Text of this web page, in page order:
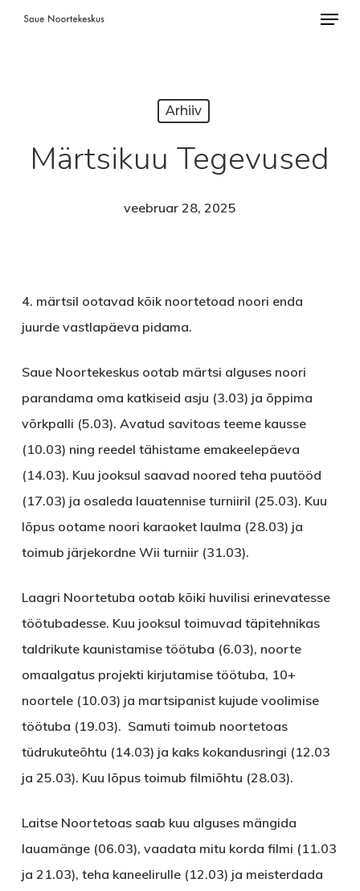
Skip
Arhiiv
Märtsikuu Tegevused
veebruar 28, 2025
4. märtsil ootavad kõik noortetoad noori enda
juurde vastlapäeva pidama.
Saue Noortekeskusootab märtsi alguses noori
parandama oma katkiseid asju (3.03) ja õppima
võrkpalli (5.03). Avatud savitoas teeme kausse
(10.03) ning reedel tähistame emakeelepäeva
(14.03). Kuu jooksul saavad noored teha puutööd
(17.03) ja osaleda lauatennise turniiril (25.03). Kuu
lõpus ootame noori karaoket laulma (28.03) ja
toimub järjekordne Wii turniir (31.03).
Laagri Noortetuba ootab kõiki huvilisi erinevatesse
töötubadesse. Kuu jooksul toimuvad täpitehnikas
taldrikute kaunistamise töötuba (6.03), noorte
omaalgatus projekti kirjutamise töötuba, 10+
noortele (10.03) ja martsipanist kujude voolimise
töötuba (19.03). Samuti toimub noortetoas
tüdrukuteõhtu (14.03) ja kaks kokandusringi (12.03
ja 25.03). Kuu lõpus toimub filmiõhtu (28.03).
Laitse Noortetoas saab kuu alguses mängida
lauamänge (06.03), vaadata mitu korda filmi (11.03
ja 21.03), teha kaneelirulle (12.03) ja meisterdada